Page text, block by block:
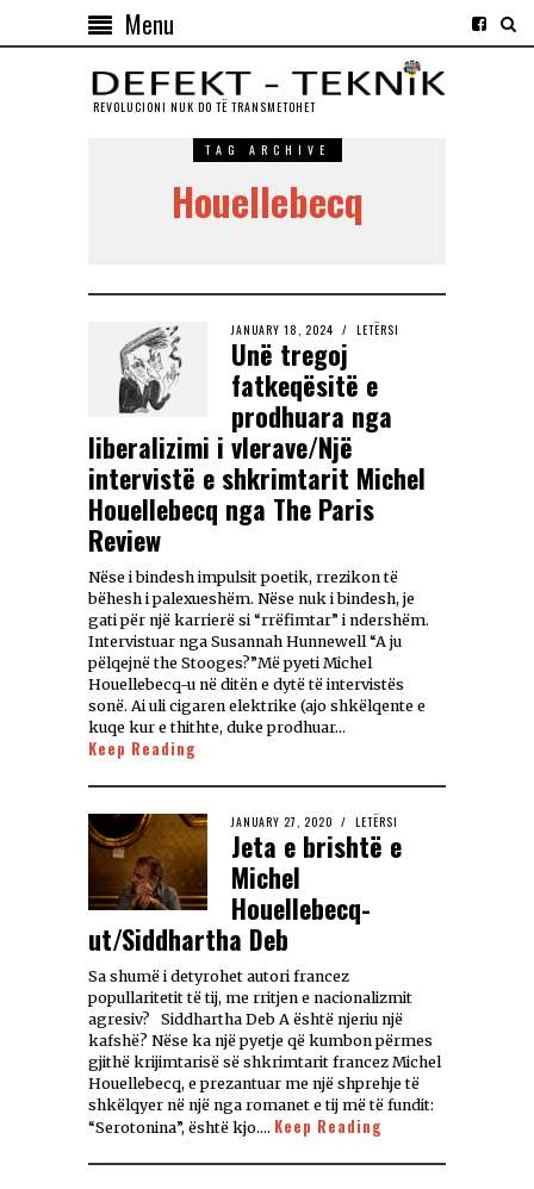
Menu
REVOLUCIONI NUK DO TЁ TRANSMETOHET
TAG ARCHIVE
Houellebecq
JANUARY 18, 2024 LETËRSI
Unë tregoj
fatkeqësitë e
prodhuara nga
liberalizimi i vlerave/Një
intervistë e shkrimtarit Michel
Houellebecq nga The Paris
Review
Nëse i bindesh impulsit poetik, rrezikon të
bëhesh i palexueshëm. Nëse nuk i bindesh, je
gati për një karrierë si “rrëfimtar” i ndershëm.
Intervistuar nga Susannah Hunnewell “A ju
pëlqejnë the Stooges?”Më pyeti Michel
Houellebecq-u në ditën e dytë të intervistës
sonë. Ai uli cigaren elektrike (ajo shkëlqente e
kuqe kur e thithte, duke prodhuar…
Keep Reading
JANUARY 27, 2020 LETËRSI
Jeta e brishtë e
Michel
Houellebecq-
ut/Siddhartha Deb
Sa shumë i detyrohet autori francez
popullaritetit të tij, me rritjen e nacionalizmit
agresiv? Siddhartha Deb A është njeriu një
kafshë? Nëse ka një pyetje që kumbon përmes
gjithë krijimtarisë së shkrimtarit francez Michel
Houellebecq, e prezantuar me një shprehje të
shkëlqyer në një nga romanet e tij më të fundit:
“Serotonina”, është kjo.… Keep Reading